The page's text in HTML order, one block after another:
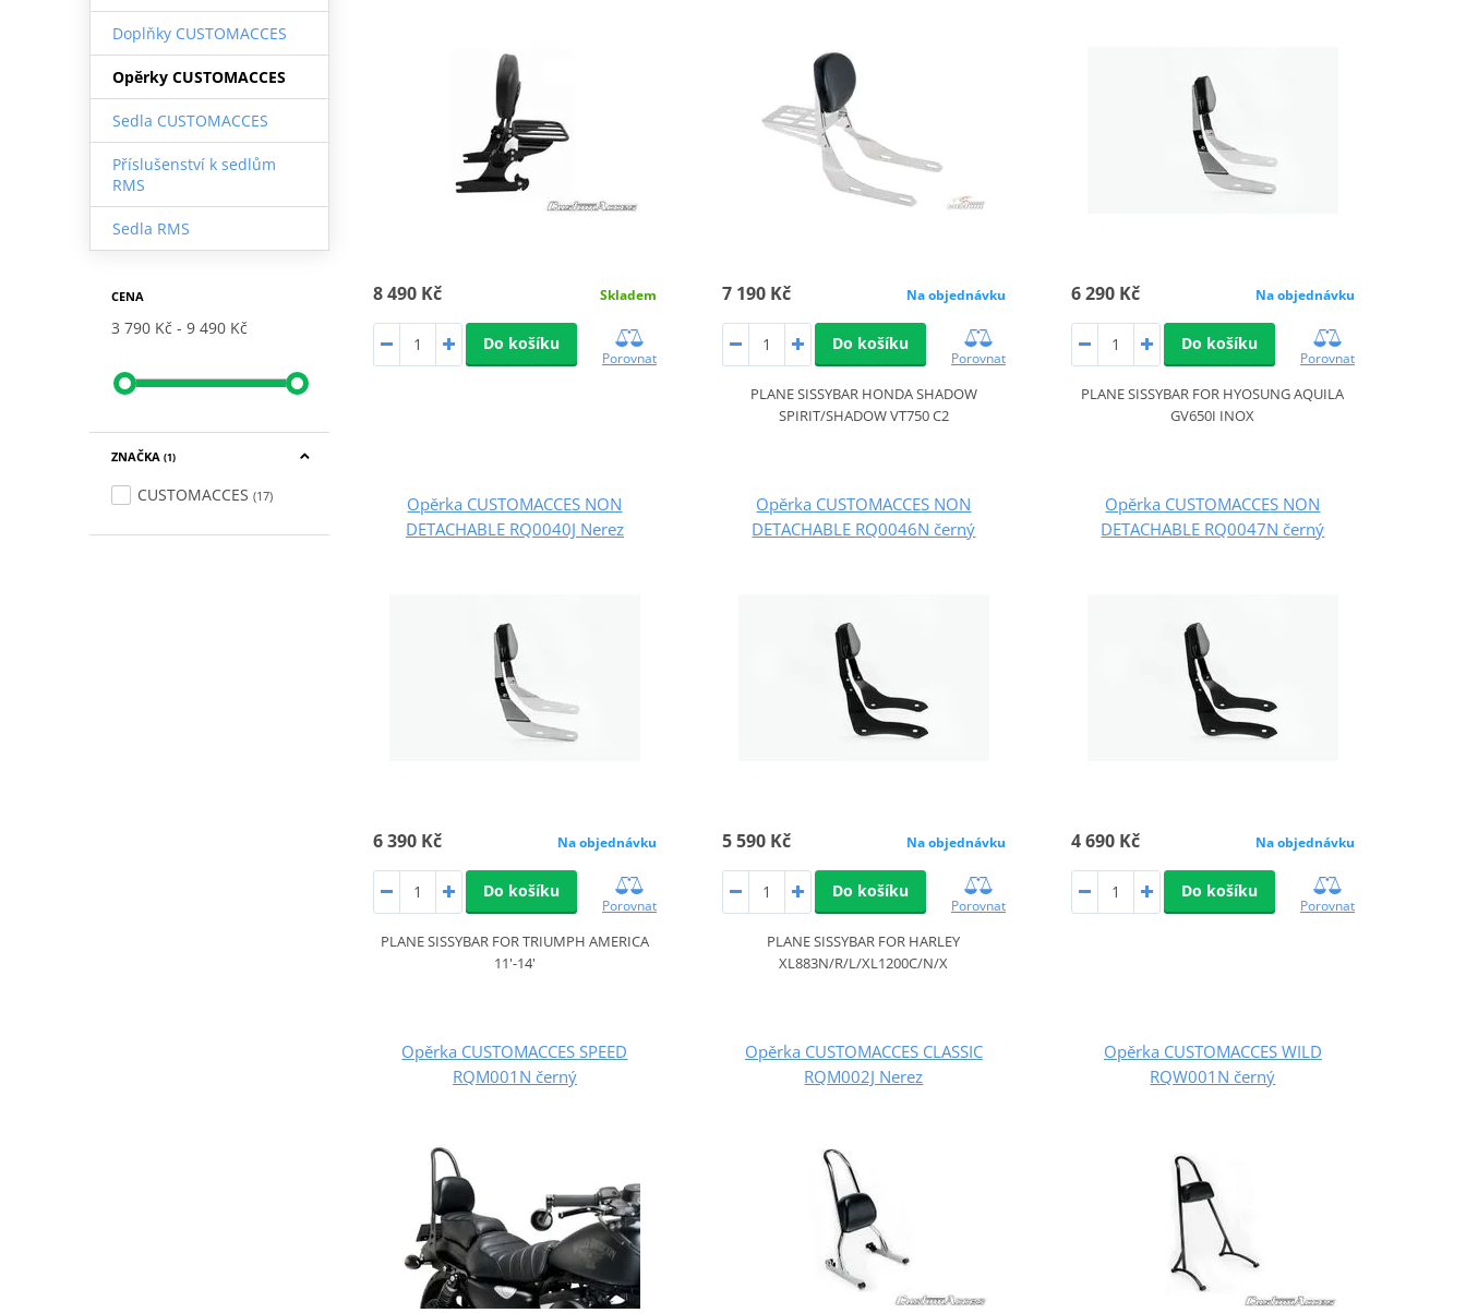
Doplňky CUSTOMACCES
Opěrky CUSTOMACCES
Sedla CUSTOMACCES
Příslušenství k sedlům
RMS
Sedla RMS
CENA
3 790 Kč 9 490 Kč
ZNAČKA (1)
CUSTOMACCES (17)
8 490 Kč Skladem
Do košíku
Porovnat
7 190 Kč Na objednávku
Do košíku
Porovnat
PLANE SISSYBAR HONDA SHADOW
SPIRIT/SHADOW VT750 C2
6 290 Kč Na objednávku
Do košíku
Porovnat
PLANE SISSYBAR FOR HYOSUNG AQUILA
GV650I INOX
Opěrka CUSTOMACCES NON
DETACHABLE RQ0040J Nerez
6 390 Kč Na objednávku
Do košíku
Porovnat
PLANE SISSYBAR FOR TRIUMPH AMERICA
11'-14'
Opěrka CUSTOMACCES NON
DETACHABLE RQ0046N černý
5 590 Kč Na objednávku
Do košíku
Porovnat
PLANE SISSYBAR FOR HARLEY
XL883N/R/L/XL1200C/N/X
Opěrka CUSTOMACCES NON
DETACHABLE RQ0047N černý
4 690 Kč Na objednávku
Do košíku
Porovnat
Opěrka CUSTOMACCES SPEED
RQM001N černý
Opěrka CUSTOMACCES CLASSIC
RQM002J Nerez
Opěrka CUSTOMACCES WILD
RQW001N černý